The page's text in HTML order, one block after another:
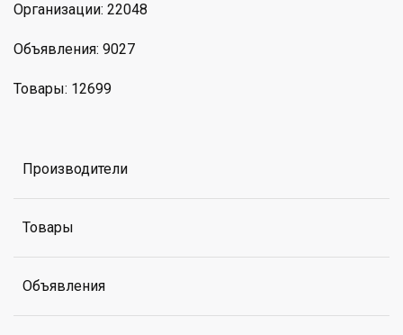
Организации: 22048
Объявления: 9027
Товары: 12699
Производители
Товары
Объявления